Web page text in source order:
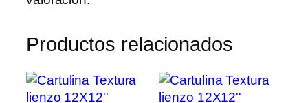
Productos relacionados